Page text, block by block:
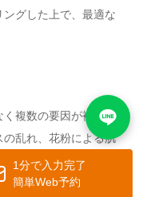
グした上で、最適な
複数の要因が複合的
乱れ、花粉による肌
メージ、気温差によ
、冬の乾燥ダメージ
1分で入力完了
簡単Web予約